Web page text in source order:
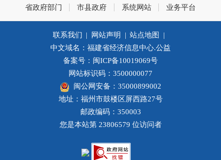
省政府部门 市县政府 系统网站 业务平台
联系我们 | 网站声明 | 站点地图 |
中文域名：福建省经济信息中心.公益
备案号：闽ICP备10019069号
网站标识码：3500000077
闽公网安备：35000899002
地址：福州市鼓楼区屏西路27号
邮政编码：350003
您是本站第 23806579 位访问者